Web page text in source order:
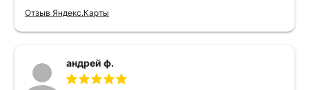
Отзыв Яндекс.Карты
андрей ф.